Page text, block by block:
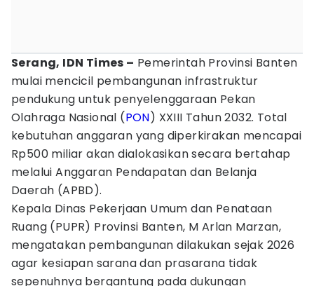
Serang, IDN Times – Pemerintah Provinsi Banten
mulai mencicil pembangunan infrastruktur
pendukung untuk penyelenggaraan Pekan
Olahraga Nasional (PON) XXIII Tahun 2032. Total
kebutuhan anggaran yang diperkirakan mencapai
Rp500 miliar akan dialokasikan secara bertahap
melalui Anggaran Pendapatan dan Belanja
Daerah (APBD).
Kepala Dinas Pekerjaan Umum dan Penataan
Ruang (PUPR) Provinsi Banten, M Arlan Marzan,
mengatakan pembangunan dilakukan sejak 2026
agar kesiapan sarana dan prasarana tidak
sepenuhnya bergantung pada dukungan